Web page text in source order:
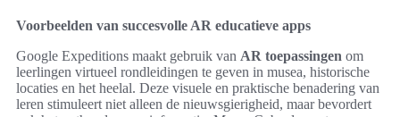
Voorbeelden van succesvolle AR educatieve apps
Google Expeditions maakt gebruik van AR toepassingen om
leerlingen virtueel rondleidingen te geven in musea, historische
locaties en het heelal. Deze visuele en praktische benadering van
leren stimuleert niet alleen de nieuwsgierigheid, maar bevordert